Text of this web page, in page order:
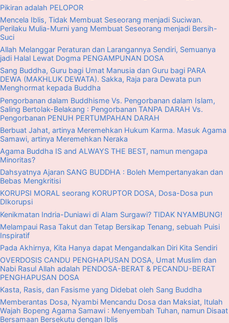
Pikiran adalah PELOPOR
Mencela Iblis, Tidak Membuat Seseorang menjadi Suciwan.
Perilaku Mulia-Murni yang Membuat Seseorang menjadi Bersih-
Suci
Allah Melanggar Peraturan dan Larangannya Sendiri, Semuanya
jadi Halal Lewat Dogma PENGAMPUNAN DOSA
Sang Buddha, Guru bagi Umat Manusia dan Guru bagi PARA
DEWA (MAKHLUK DEWATA). Sakka, Raja para Dewata pun
Menghormat kepada Buddha
Pengorbanan dalam Buddhisme Vs. Pengorbanan dalam Islam,
Saling Bertolak-Belakang : Pengorbanan TANPA DARAH Vs.
Pengorbanan PENUH PERTUMPAHAN DARAH
Berbuat Jahat, artinya Meremehkan Hukum Karma. Masuk Agama
Samawi, artinya Meremehkan Neraka
Agama Buddha IS and ALWAYS THE BEST, namun mengapa
Minoritas?
Dahsyatnya Ajaran SANG BUDDHA : Boleh Mempertanyakan dan
Bebas Mengkritisi
KORUPSI MORAL seorang KORUPTOR DOSA, Dosa-Dosa pun
DIkorupsi
Kenikmatan Indria-Duniawi di Alam Surgawi? TIDAK NYAMBUNG!
Melampaui Rasa Takut dan Tetap Bersikap Tenang, sebuah Puisi
Inspiratif
Pada Akhirnya, Kita Hanya dapat Mengandalkan Diri Kita Sendiri
OVERDOSIS CANDU PENGHAPUSAN DOSA, Umat Muslim dan
Nabi Rasul Allah adalah PENDOSA-BERAT & PECANDU-BERAT
PENGHAPUSAN DOSA
Kasta, Rasis, dan Fasisme yang Didebat oleh Sang Buddha
Memberantas Dosa, Nyambi Mencandu Dosa dan Maksiat, Itulah
Wajah Bopeng Agama Samawi : Menyembah Tuhan, namun Disaat
Bersamaan Bersekutu dengan Iblis